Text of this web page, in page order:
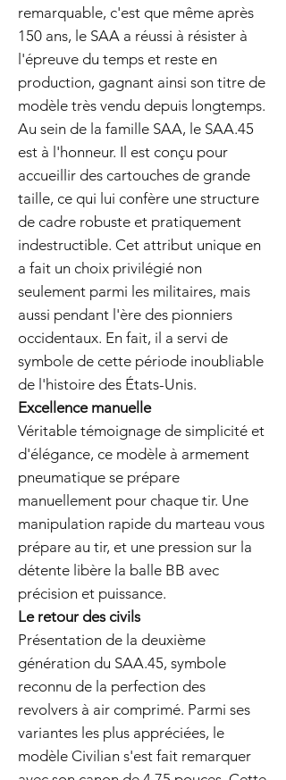
remarquable, c'est que même après
150 ans, le SAA a réussi à résister à
l'épreuve du temps et reste en
production, gagnant ainsi son titre de
modèle très vendu depuis longtemps.
Au sein de la famille SAA, le SAA.45
est à l'honneur. Il est conçu pour
accueillir des cartouches de grande
taille, ce qui lui confère une structure
de cadre robuste et pratiquement
indestructible. Cet attribut unique en
a fait un choix privilégié non
seulement parmi les militaires, mais
aussi pendant l'ère des pionniers
occidentaux. En fait, il a servi de
symbole de cette période inoubliable
de l'histoire des États-Unis.
Excellence manuelle
Véritable témoignage de simplicité et
d'élégance, ce modèle à armement
pneumatique se prépare
manuellement pour chaque tir. Une
manipulation rapide du marteau vous
prépare au tir, et une pression sur la
détente libère la balle BB avec
précision et puissance.
Le retour des civils
Présentation de la deuxième
génération du SAA.45, symbole
reconnu de la perfection des
revolvers à air comprimé. Parmi ses
variantes les plus appréciées, le
modèle Civilian s'est fait remarquer